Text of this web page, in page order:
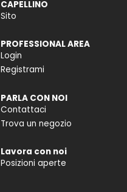
CAPELLINO
Sito
PROFESSIONAL AREA
Login
Registrami
PARLA CON NOI
Contattaci
Trova un negozio
Lavora con noi
Posizioni aperte